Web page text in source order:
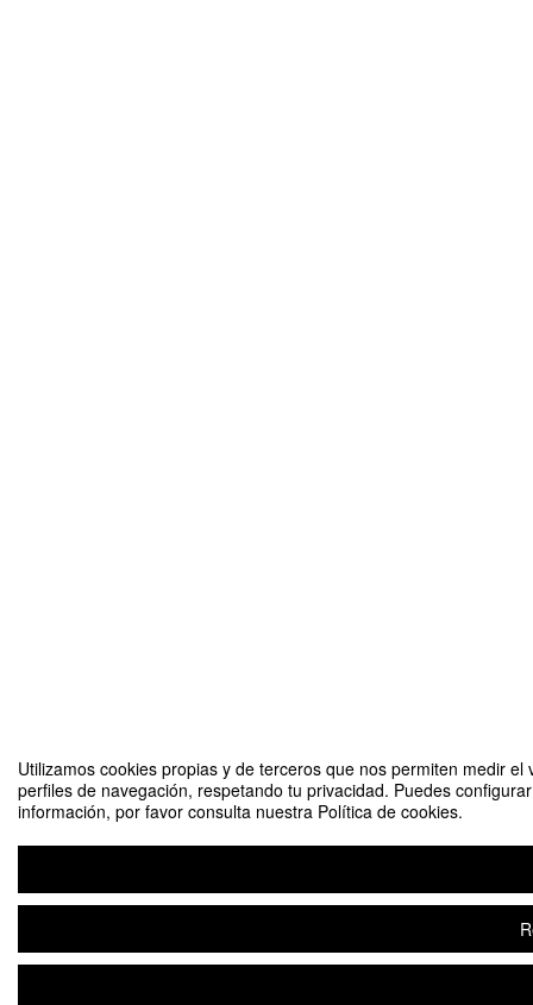
Utilizamos cookies propias y de terceros que nos permiten medir
perfiles de navegación, respetando tu privacidad. Puedes
información, por favor consulta nuestra Política de cookies.